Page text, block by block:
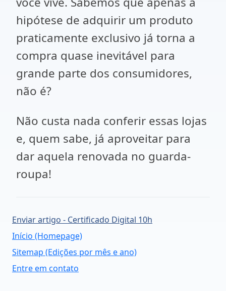
hipótese de adquirir um produto
praticamente exclusivo já torna a
compra quase inevitável para
grande parte dos consumidores,
não é?
Não custa nada conferir essas lojas
e, quem sabe, já aproveitar para
dar aquela renovada no guarda-
roupa!
Enviar artigo - Certificado Digital 10h
Início (Homepage)
Sitemap (Edições por mês e ano)
Entre em contato